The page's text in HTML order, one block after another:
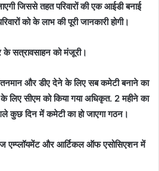
जिससे तहत परिवारों की एक आईडी बनाई
को के लाभ की पूरी जानकारी होगी।
के सत्रावसाहन को मंजूरी।
और डीए देने के लिए सब कमेटी बनाने का
के लिए सीएम को किया गया अधिकृत. 2 महीने का
कुछ दिन में कमेटी का हो जाएगा गठन।
एम्प्लॉयमेंट और आर्टिकल ऑफ एसोसिएशन में